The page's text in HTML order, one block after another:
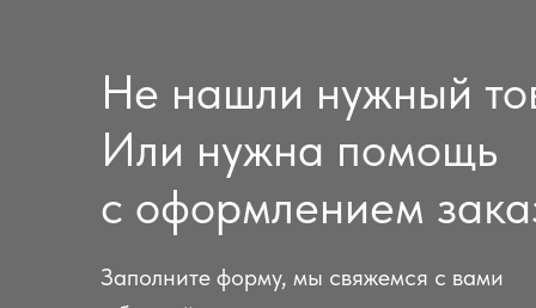
Не нашли нужный
Или нужна помощь
с оформлением
Заполните форму, мы свяжемся с вами